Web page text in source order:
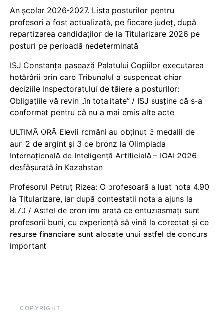
An școlar 2026-2027. Lista posturilor pentru
profesori a fost actualizată, pe fiecare județ, după
repartizarea candidaților de la Titularizare 2026 pe
posturi pe perioadă nedeterminată
ISJ Constanța pasează Palatului Copiilor executarea
hotărârii prin care Tribunalul a suspendat chiar
deciziile Inspectoratului de tăiere a posturilor:
Obligațiile vă revin „în totalitate” / ISJ susține că s-a
conformat pentru că nu a mai emis alte acte
ULTIMĂ ORĂ Elevii români au obținut 3 medalii de
aur, 2 de argint și 3 de bronz la Olimpiada
Internațională de Inteligență Artificială – IOAI 2026,
desfășurată în Kazahstan
Profesorul Petruț Rizea: O profesoară a luat nota 4.90
la Titularizare, iar după contestații nota a ajuns la
8.70 / Astfel de erori îmi arată ce entuziasmați sunt
profesorii buni, cu experiență să vină la corectat și ce
resurse financiare sunt alocate unui astfel de concurs
important
COPYRIGHT